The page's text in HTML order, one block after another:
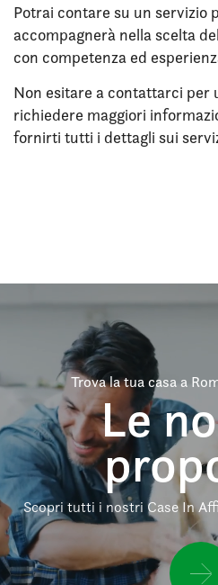
Potrai contare su un servizio
accompagnerà nella scelta
con competenza ed
Non esitare a contattarci per
richiedere maggiori
fornirti tutti i dettagli sui
Trova la tua casa a
Le
Scopri tutti i nostri Case In